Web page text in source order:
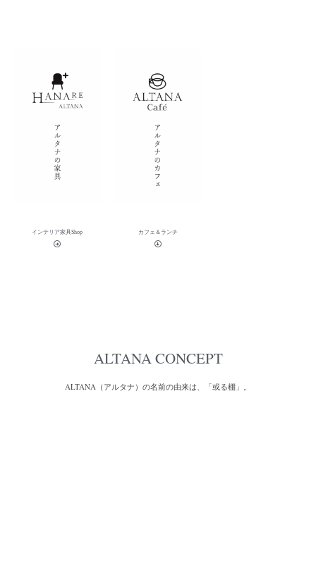
インテリア家具Shop カフェ＆ランチ
ALTANA CONCEPT
ALTANA（アルタナ）の名前の由来は、「或る棚」。